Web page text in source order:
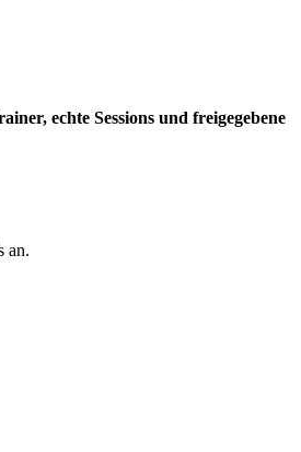
echte Sessions und freigegebene
an.